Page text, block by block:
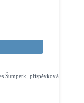
Šumperk, příspěvková